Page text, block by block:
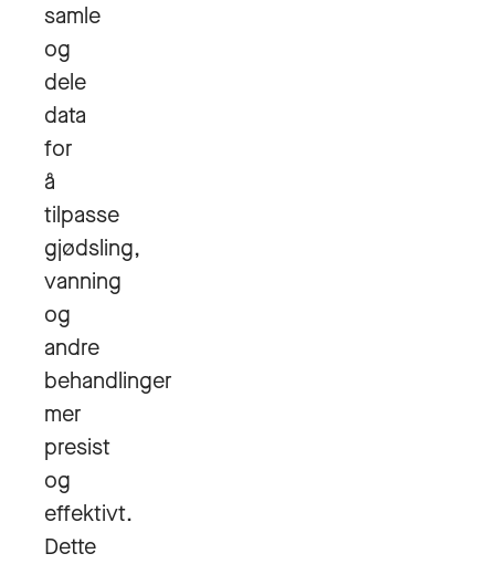
samle
og
dele
data
for
å
tilpasse
gjødsling,
vanning
og
andre
behandlinger
mer
presist
og
effektivt.
Dette